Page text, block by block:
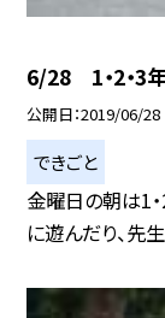
6/28 1・2・3
公開日 2019/06/28
できごと
金曜日の朝は1
に遊んだり、先